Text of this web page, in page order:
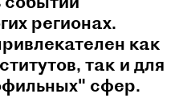
регионах.
как
так и для
сфер.